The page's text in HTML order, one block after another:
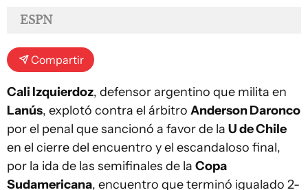
ESPN
Compartir
Cali Izquierdoz, defensor argentino que milita en
Lanús, explotó contra el árbitro Anderson Daronco
por el penal que sancionó a favor de la U de Chile
en el cierre del encuentro y el escandaloso final,
por la ida de las semifinales de la Copa
Sudamericana, encuentro que terminó igualado 2-